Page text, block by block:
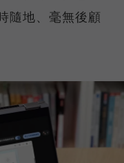
隨地、毫無後顧